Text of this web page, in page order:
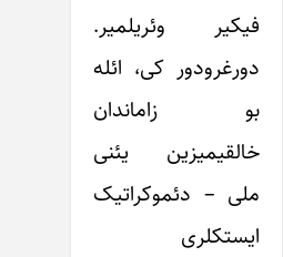
فیکیر وئریلمیر.
دورغرودور کی، ائله
بو زاماندان
خالقیمیزین یئنی
ملی – دئموکراتیک
ایستکلری